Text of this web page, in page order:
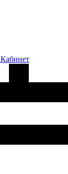
Кабинет